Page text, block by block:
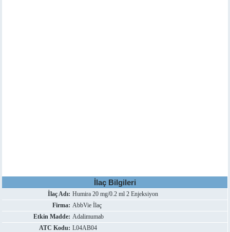
İlaç Bilgileri
İlaç Adı: Humira 20 mg/0.2 ml 2 Enjeksiyon
Firma: AbbVie İlaç
Etkin Madde: Adalimumab
ATC Kodu: L04AB04